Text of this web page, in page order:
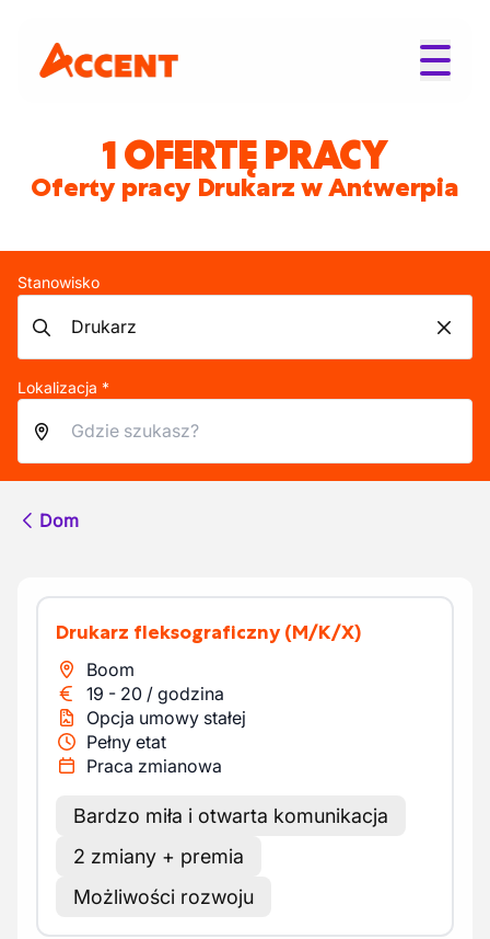
1 OFERTĘ PRACY
Oferty pracy Drukarz w Antwerpia
Stanowisko
Lokalizacja *
Dom
Drukarz fleksograficzny (M/K/X)
Boom
19 - 20 / godzina
Opcja umowy stałej
Pełny etat
Praca zmianowa
Bardzo miła i otwarta komunikacja
2 zmiany + premia
Możliwości rozwoju